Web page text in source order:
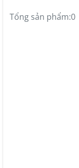
Tổng sản phẩm:0